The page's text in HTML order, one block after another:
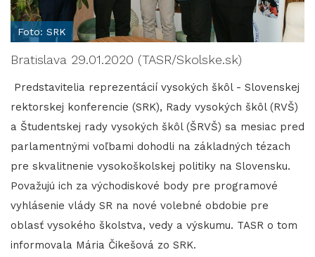
Foto: SRK
Bratislava 29.01.2020 (TASR/Skolske.sk)
Predstavitelia reprezentácií vysokých škôl - Slovenskej
rektorskej konferencie (SRK), Rady vysokých škôl (RVŠ)
a Študentskej rady vysokých škôl (ŠRVŠ) sa mesiac pred
parlamentnými voľbami dohodli na základných tézach
pre skvalitnenie vysokoškolskej politiky na Slovensku.
Považujú ich za východiskové body pre programové
vyhlásenie vlády SR na nové volebné obdobie pre
oblasť vysokého školstva, vedy a výskumu. TASR o tom
informovala Mária Čikešová zo SRK.